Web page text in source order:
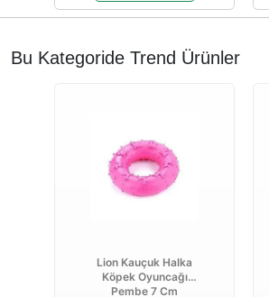
Bu Kategoride Trend Ürünler
Lion Kauçuk Halka
Köpek Oyuncağı
Pembe 7 Cm